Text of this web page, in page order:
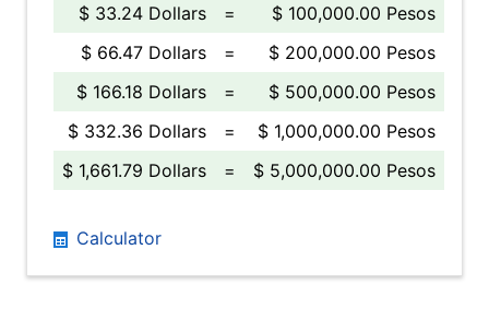
$ 33.24 Dollars
=
$ 100,000.00 Pesos
$ 66.47 Dollars
=
$ 200,000.00 Pesos
$ 166.18 Dollars
=
$ 500,000.00 Pesos
$ 332.36 Dollars
=
$ 1,000,000.00 Pesos
$ 1,661.79 Dollars
= $ 5,000,000.00 Pesos
Calculator